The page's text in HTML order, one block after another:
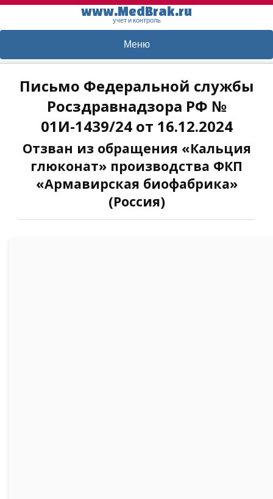
www.MedBrak.ru
учет и контроль
Меню
Письмо Федеральной службы
Росздравнадзора РФ №
01И-1439/24 от 16.12.2024
Отзван из обращения «Кальция
глюконат» производства ФКП
«Армавирская биофабрика»
(Россия)